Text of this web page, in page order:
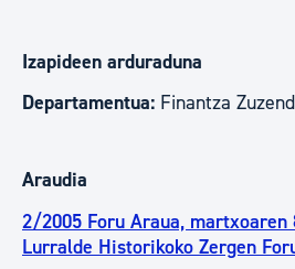
Izapideen arduraduna
Departamentua: Finantza
Araudia
2/2005 Foru Araua, martxoaren
Lurralde Historikoko Zergen